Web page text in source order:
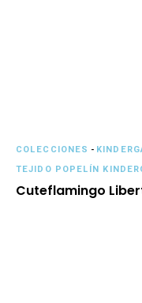
COLECCIONES -
TEJIDO POPELÍN
Cuteflamingo